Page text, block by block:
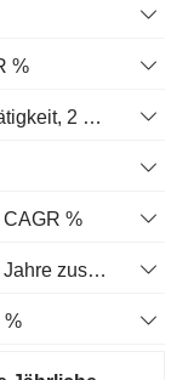
%
Cashflow aus laufender Geschäftstätigkeit, 2 Jahre CAGR %
%
Unverschuldeter Freier Cashflow, 2 Jahre zusammengesetzte jährliche Wachstumsrate %
%